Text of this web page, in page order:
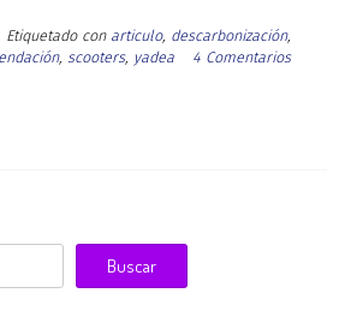
Etiquetado con articulo, descarbonización,
, scooters, yadea 4 Comentarios
Buscar